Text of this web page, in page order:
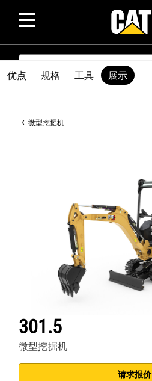
SEARCH
微型挖掘机
301.5
微型挖掘机
请求报价
优点 规格 工具 展示